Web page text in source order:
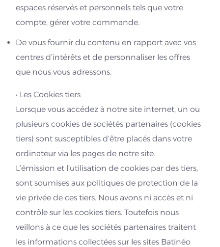
espaces réservés et personnels tels que votre
compte, gérer votre commande.
De vous fournir du contenu en rapport avec vos
centres d’intérêts et de personnaliser les offres
que nous vous adressons.
• Les Cookies tiers
Lorsque vous accédez à notre site internet, un ou
plusieurs cookies de sociétés partenaires (cookies
tiers) sont susceptibles d’être placés dans votre
ordinateur via les pages de notre site.
L’émission et l’utilisation de cookies par des tiers,
sont soumises aux politiques de protection de la
vie privée de ces tiers. Nous avons ni accès et ni
contrôle sur les cookies tiers. Toutefois nous
veillons à ce que les sociétés partenaires traitent
les informations collectées sur les sites Batinéo